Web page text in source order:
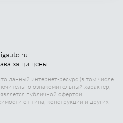
защищены.
данный интернет-ресурс (в том числе
ознакомительный характер,
публичной офертой.
от типа, конструкции и других